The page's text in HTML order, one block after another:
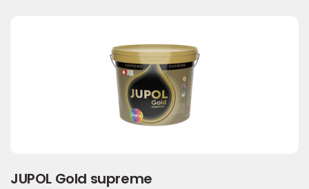
JUPOL Gold supreme